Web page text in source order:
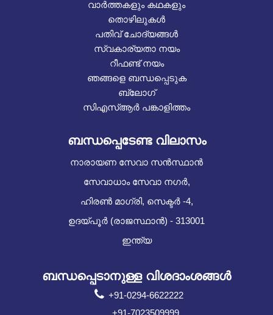
വാർത്തകളും കഥകളും
തൊഴിലുകൾ
പതിവ് ചോദ്യങ്ങൾ
സ്വകാര്യതാ നയം
റീഫണ്ട് നയം
ഞങ്ങളെ ബന്ധപ്പെടുക
ബ്ലോഗ്
സിഎസ്ആർ പങ്കാളിത്തം
ബന്ധപ്പെടേണ്ട വിലാസം
നാരായണ സേവാ സൻസ്ഥാൻ
സേവാധാം സേവാ നഗർ,
ഹിരൺ മാഗ്രി, സെക്ടർ -4,
ഉദയ്പൂർ (രാജസ്ഥാൻ) - 313001
ഇന്ത്യ
ബന്ധപ്പെടാനുള്ള വിശദാംശങ്ങൾ
+91-0294-6622222